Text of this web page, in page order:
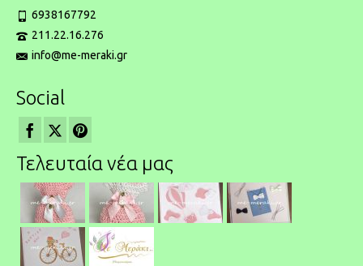
6938167792
211.22.16.276
info@me-meraki.gr
Social
Τελευταία νέα μας